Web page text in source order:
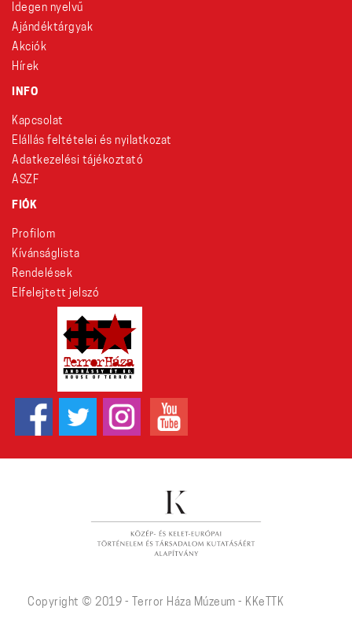
Idegen nyelvű
Ajándéktárgyak
Akciók
Hírek
INFO
Kapcsolat
Elállás feltételei és nyilatkozat
Adatkezelési tájékoztató
ÁSZF
FIÓK
Profilom
Kívánságlista
Rendelések
Elfelejtett jelszó
Copyright © 2019 - Terror Háza Múzeum - KKeTTK